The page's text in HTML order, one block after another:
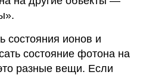
состояния ионов и
состояние фотона на
разные вещи. Если